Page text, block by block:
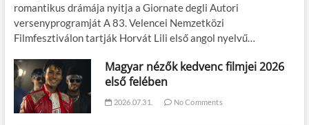
romantikus drámája nyitja a Giornate degli Autori
versenyprogramját A 83. Velencei Nemzetközi
Filmfesztiválon tartják Horvát Lili első angol nyelvű…
Magyar nézők kedvenc filmjei 2026
első felében
2026.07.31. No Comments